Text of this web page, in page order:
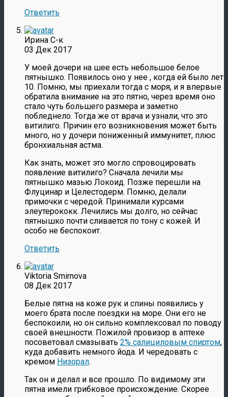
Ответить
Ирина С-к
03 Дек 2017
У моей дочери на шее есть небольшое белое
пятнышко. Появилось оно у нее , когда ей было лет
10. Помню, мы приехали тогда с моря, и я впервые
обратила внимание на это пятно, через время оно
стало чуть большего размера и заметно
побледнело. Тогда же от врача и узнали, что это
витилиго. Причин его возникновения может быть
много, но у дочери пониженный иммунитет, плюс
бронхиальная астма.
Как знать, может это могло спровоцировать
появление витилиго? Сначала лечили мы
пятнышко мазью Локоид. Позже перешли на
Флуцинар и Целестодерм. Помню, делали
примочки с чередой. Принимали курсами
элеутерококк. Лечились мы долго, но сейчас
пятнышко почти сливается по тону с кожей. И
особо не беспокоит.
Ответить
Viktoria Smirnova
08 Дек 2017
Белые пятна на коже рук и спины появились у
моего брата после поездки на море. Они его не
беспокоили, но он сильно комплексовал по поводу
своей внешности. Пожилой провизор в аптеке
посоветовал смазывать 2% салициловым спиртом,
куда добавить немного йода. И чередовать с
кремом Низорал.
Так он и делал и все прошло. По видимому эти
пятна имели грибковое происхождение. Скорее